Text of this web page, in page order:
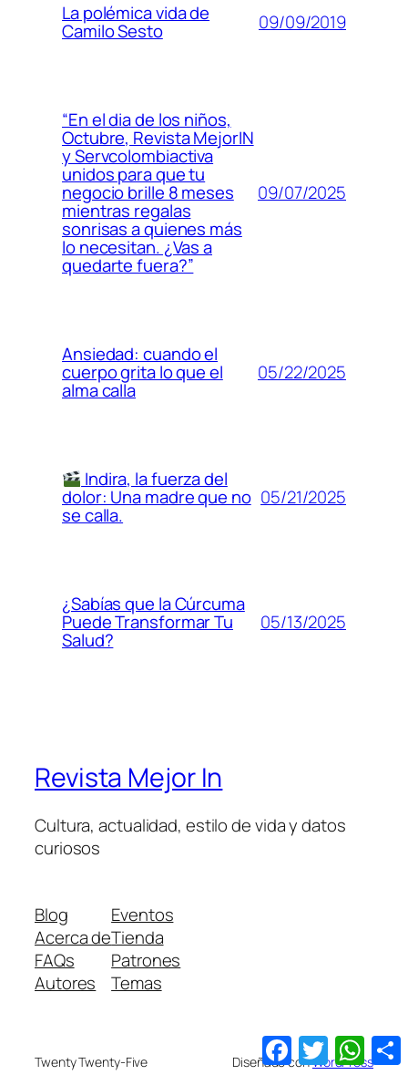
La polémica vida de
Camilo Sesto 09/09/2019
“En el dia de los niños,
Octubre, Revista MejorIN
y Servcolombiactiva
unidos para que tu
negocio brille 8 meses
mientras regalas
sonrisas a quienes más
lo necesitan. ¿Vas a
quedarte fuera?”
09/07/2025
Ansiedad: cuando el
cuerpo grita lo que el
alma calla
05/22/2025
Indira, la fuerza del
dolor: Una madre que no
se calla.
05/21/2025
¿Sabías que la Cúrcuma
Puede Transformar Tu
Salud?
05/13/2025
Revista Mejor In
Cultura, actualidad, estilo de vida y datos
curiosos
Blog
Acerca de
FAQs
Autores
Eventos
Tienda
Patrones
Temas
Twenty Twenty-Five Diseñado conWordPress
Facebook
Twitter